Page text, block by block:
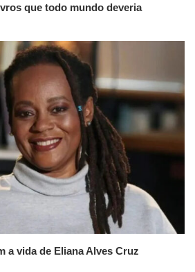
que todo mundo deveria
a vida de Eliana Alves Cruz